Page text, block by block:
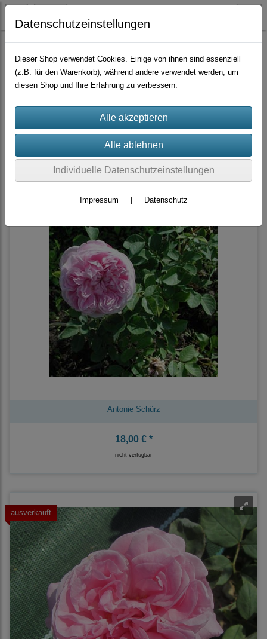
Container-Rosen Remontant-Hybriden
Sortierung wählen
Produkte je Seite
Antonie Schürz
18,00 € *
nicht verfügbar
ausverkauft
Datenschutzeinstellungen
Dieser Shop verwendet Cookies. Einige von ihnen sind essenziell
(z.B. für den Warenkorb), während andere verwendet werden, um
diesen Shop und Ihre Erfahrung zu verbessern.
Individuelle Datenschutzeinstellungen
Impressum Datenschutz